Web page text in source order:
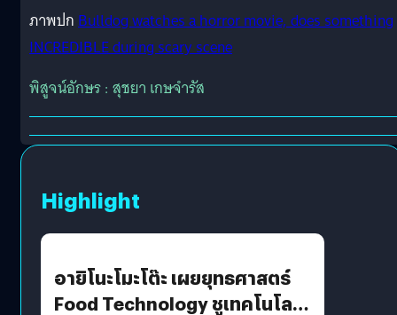
ภาพปกBulldog watches a horror movie, does something
INCREDIBLE during scary scene
พิสูจน์อักษร : สุชยา เกษจำรัส
Highlight
อายิโนะโมะโต๊ะ เผยยุทธศาสตร์
Food Technology ชูเทคโนโลยี